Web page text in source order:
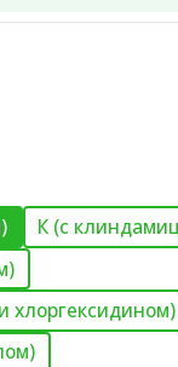
К (с
хлоргексидином)